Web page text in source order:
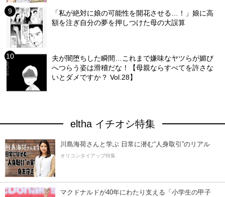
「私が絶対に娘の可能性を開花させる…！」娘に高
額を注ぎ自分の夢を押しつけた母の大誤算
夫が闇堕ちした瞬間…これまで嫌味なヤツらが媚び
へつらう姿は滑稽だな！【母親ならすべてを許さな
いとダメですか？ Vol.28】
eltha イチオシ特集
川島海荷さんと学ぶ 日常に潜む“人身取引”のリアル
オリコンタイアップ特集
マクドナルドが40年にわたり支える「小学生の甲子